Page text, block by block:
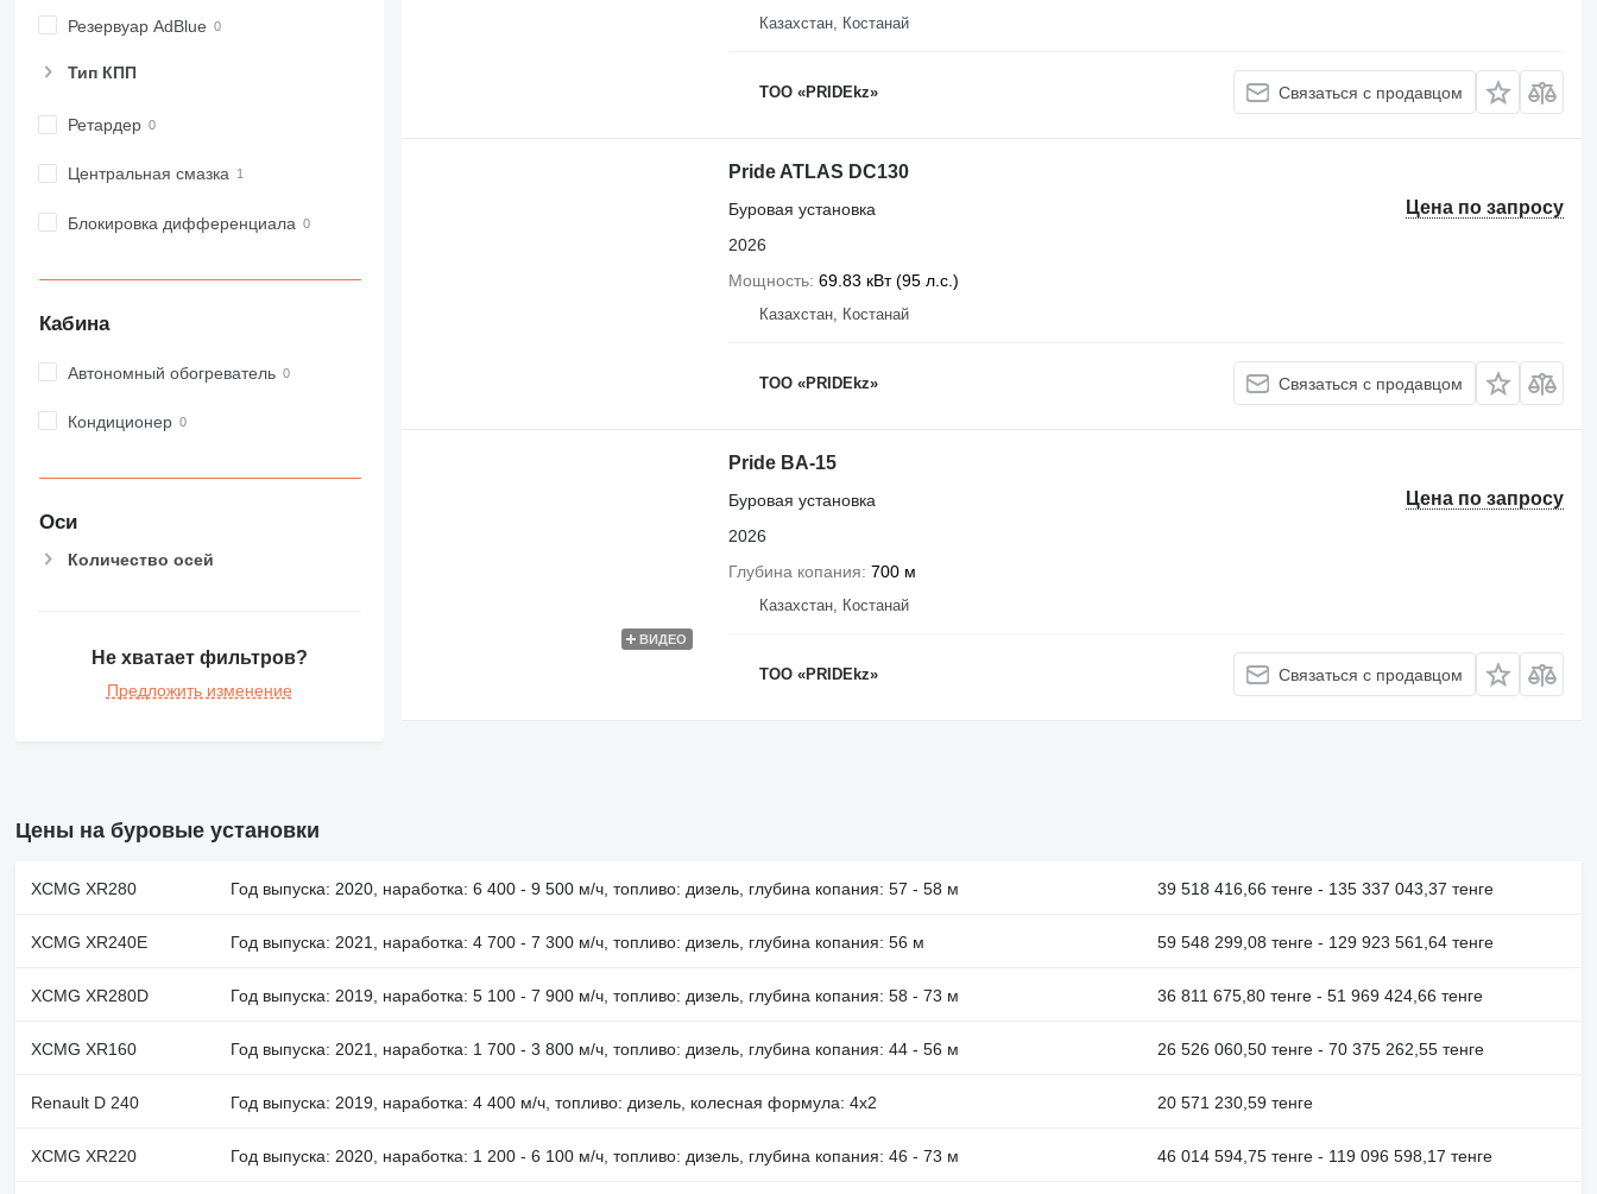
Резервуар AdBlue
Тип КПП
Ретардер
Центральная смазка
Блокировка дифференциала
Кабина
Автономный обогреватель
Кондиционер
Оси
Количество осей
Не хватает фильтров?
Предложить изменение
Казахстан, Костанай
ТОО «PRIDEkz» Связаться с продавцом
Pride ATLAS DC130
Цена по запросу
Буровая установка
2026
Мощность 69.83 кВт (95 л.с.)
Казахстан, Костанай
ТОО «PRIDEkz» Связаться с продавцом
ВИДЕО
Pride BA-15
Цена по запросу
Буровая установка
2026
Глубина копания 700 м
Казахстан, Костанай
ТОО «PRIDEkz» Связаться с продавцом
Цены на буровые установки
XCMG XR280 Год выпуска: 2020, наработка: 6 400 - 9 500 м/ч, топливо: дизель, глубина копания: 57 - 58 м 39 518 416,66 тенге - 135 337 043,37 тенге
XCMG XR240E Год выпуска: 2021, наработка: 4 700 - 7 300 м/ч, топливо: дизель, глубина копания: 56 м 59 548 299,08 тенге - 129 923 561,64 тенге
XCMG XR280D Год выпуска: 2019, наработка: 5 100 - 7 900 м/ч, топливо: дизель, глубина копания: 58 - 73 м 36 811 675,80 тенге - 51 969 424,66 тенге
XCMG XR160 Год выпуска: 2021, наработка: 1 700 - 3 800 м/ч, топливо: дизель, глубина копания: 44 - 56 м 26 526 060,50 тенге - 70 375 262,55 тенге
Renault D 240 Год выпуска: 2019, наработка: 4 400 м/ч, топливо: дизель, колесная формула: 4x2 20 571 230,59 тенге
XCMG XR220 Год выпуска: 2020, наработка: 1 200 - 6 100 м/ч, топливо: дизель, глубина копания: 46 - 73 м 46 014 594,75 тенге - 119 096 598,17 тенге